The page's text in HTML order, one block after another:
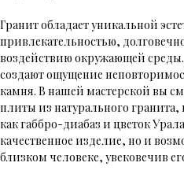
Гранит обладает уникальной
привлекательностью,
воздействию окружающей среды..
создают ощущение
камня. В нашей мастерской вы
плиты из натурального
как габбро-диабаз и цветок
качественное изделие, но и
близком человеке, увековечив